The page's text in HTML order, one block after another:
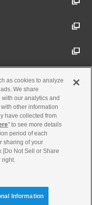
as cookies to analyze
We share
our analytics and
other information
have collected from
" to see more details
period of each
sharing of your
[Do Not Sell or Share
Information